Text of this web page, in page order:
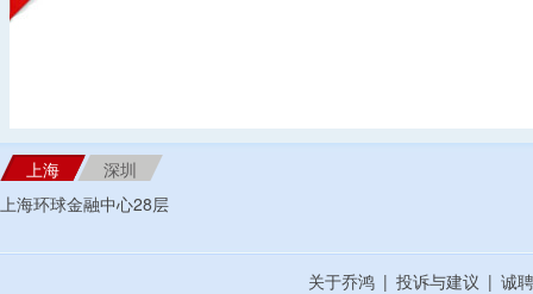
上海
深圳
上海环球金融中心28层
关于乔鸿 | 投诉与建议 | 诚